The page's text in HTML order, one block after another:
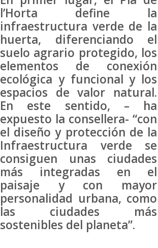
l’Horta define la
infraestructura verde de la
huerta, diferenciando el
suelo agrario protegido, los
elementos de conexión
ecológica y funcional y los
espacios de valor natural.
En este sentido, – ha
expuesto la consellera- “con
el diseño y protección de la
Infraestructura verde se
consiguen unas ciudades
más integradas en el
paisaje y con mayor
personalidad urbana, como
las ciudades más
sostenibles del planeta”.